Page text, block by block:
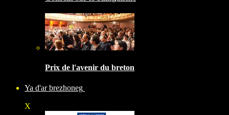
Prix de l'avenir du breton
Ya d'ar brezhoneg
X